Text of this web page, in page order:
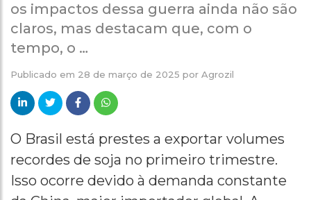
os impactos dessa guerra ainda não são
claros, mas destacam que, com o
tempo, o …
Publicado em 28 de março de 2025 por Agrozil
O Brasil está prestes a exportar volumes
recordes de soja no primeiro trimestre.
Isso ocorre devido à demanda constante